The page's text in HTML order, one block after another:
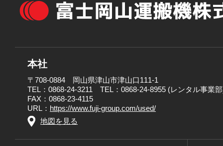
本社
〒708-0884 岡山県津山市津山口111-1
TEL：0868-24-3211 TEL：0868-24-8955 (レンタル事業
FAX：0868-23-4115
URL： https://www.fuji-group.com/used/
地図を見る